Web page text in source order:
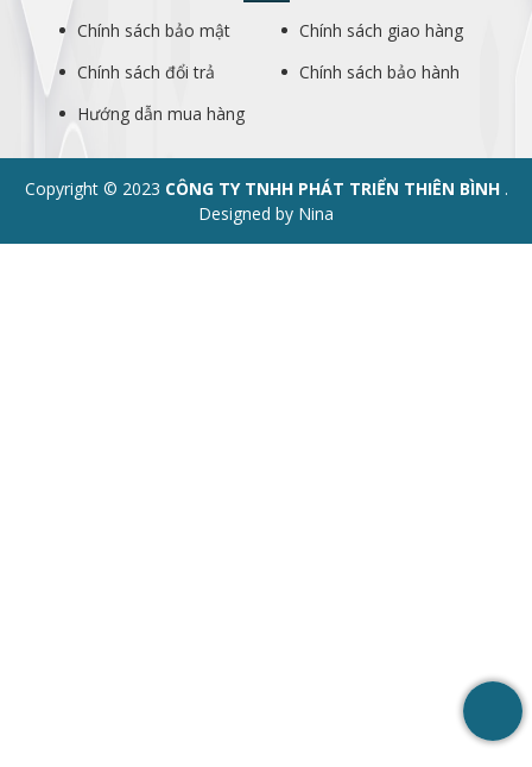
Chính sách bảo mật
Chính sách giao hàng
Chính sách đổi trả
Chính sách bảo hành
Hướng dẫn mua hàng
Copyright © 2023 CÔNG TY TNHH PHÁT TRIỂN THIÊN BÌNH .
Designed by Nina